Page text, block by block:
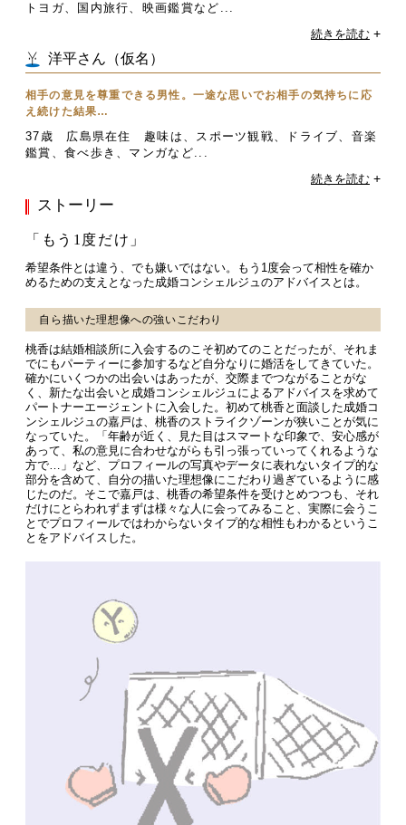
トヨガ、国内旅行、映画鑑賞など...
続きを読む +
洋平さん（仮名）
相手の意見を尊重できる男性。一途な思いでお相手の気持ちに応
え続けた結果…
37歳 広島県在住 趣味は、スポーツ観戦、ドライブ、音楽
鑑賞、食べ歩き、マンガなど...
続きを読む +
ストーリー
「もう1度だけ」
希望条件とは違う、でも嫌いではない。もう1度会って相性を確か
めるための支えとなった成婚コンシェルジュのアドバイスとは。
自ら描いた理想像への強いこだわり
桃香は結婚相談所に入会するのこそ初めてのことだったが、それま
でにもパーティーに参加するなど自分なりに婚活をしてきていた。
確かにいくつかの出会いはあったが、交際までつながることがな
く、新たな出会いと成婚コンシェルジュによるアドバイスを求めて
パートナーエージェントに入会した。初めて桃香と面談した成婚コ
ンシェルジュの嘉戸は、桃香のストライクゾーンが狭いことが気に
なっていた。「年齢が近く、見た目はスマートな印象で、安心感が
あって、私の意見に合わせながらも引っ張っていってくれるような
方で…」など、プロフィールの写真やデータに表れないタイプ的な
部分を含めて、自分の描いた理想像にこだわり過ぎているように感
じたのだ。そこで嘉戸は、桃香の希望条件を受けとめつつも、それ
だけにとらわれずまずは様々な人に会ってみること、実際に会うこ
とでプロフィールではわからないタイプ的な相性もわかるというこ
とをアドバイスした。